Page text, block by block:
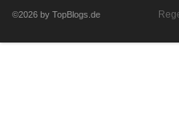
©2026 by TopBlogs.de